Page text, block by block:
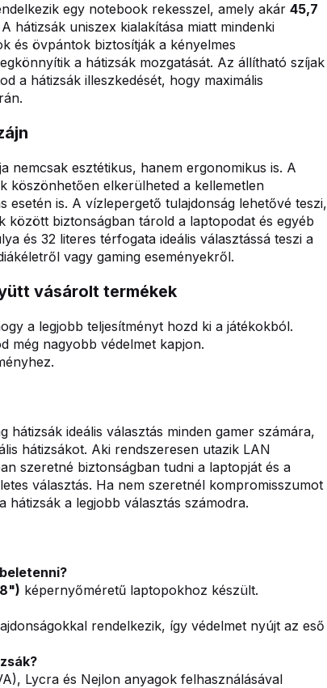
egy notebook rekesszel, amely akár 45,7
hátizsák uniszex kialakítása miatt mindenki
és övpántok biztosítják a kényelmes
a hátizsák mozgatását. Az állítható szíjak
a hátizsák illeszkedését, hogy maximális
nemcsak esztétikus, hanem ergonomikus is. A
köszönhetően elkerülheted a kellemetlen
esetén is. A vízlepergető tulajdonság lehetővé teszi,
között biztonságban tárold a laptopodat és egyéb
és 32 literes térfogata ideális választássá teszi a
vagy gaming eseményekről.
vásárolt termékek
a legjobb teljesítményt hozd ki a játékokból.
még nagyobb védelmet kapjon.
hátizsák ideális választás minden gamer számára,
hátizsákot. Aki rendszeresen utazik LAN
szeretné biztonságban tudni a laptopját és a
választás. Ha nem szeretnél kompromisszumot
hátizsák a legjobb választás számodra.
képernyőméretű laptopokhoz készült.
rendelkezik, így védelmet nyújt az eső
Lycra és Nejlon anyagok felhasználásával